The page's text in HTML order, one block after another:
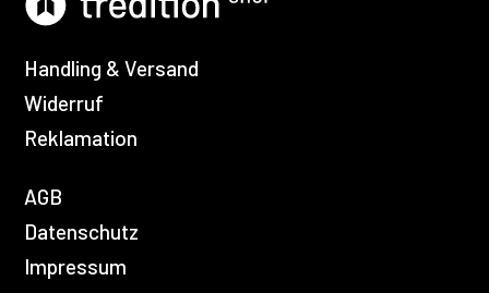
Handling & Versand
Widerruf
Reklamation
AGB
Datenschutz
Impressum